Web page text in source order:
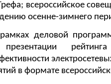
всероссийское
осенне-зимнего
деловой
в формате